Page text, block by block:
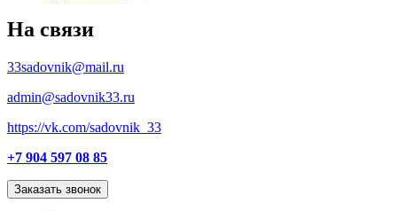
На связи
33sadovnik@mail.ru
admin@sadovnik33.ru
https://vk.com/sadovnik_33
+7 904 597 08 85
Заказать звонок